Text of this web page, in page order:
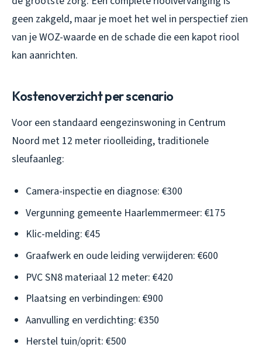
geen zakgeld, maar je moet het wel in perspectief zien
van je WOZ-waarde en de schade die een kapot riool
kan aanrichten.
Kostenoverzicht per scenario
Voor een standaard eengezinswoning in Centrum
Noord met 12 meter rioolleiding, traditionele
sleufaanleg:
Camera-inspectie en diagnose: €300
Vergunning gemeente Haarlemmermeer: €175
Klic-melding: €45
Graafwerk en oude leiding verwijderen: €600
PVC SN8 materiaal 12 meter: €420
Plaatsing en verbindingen: €900
Aanvulling en verdichting: €350
Herstel tuin/oprit: €500